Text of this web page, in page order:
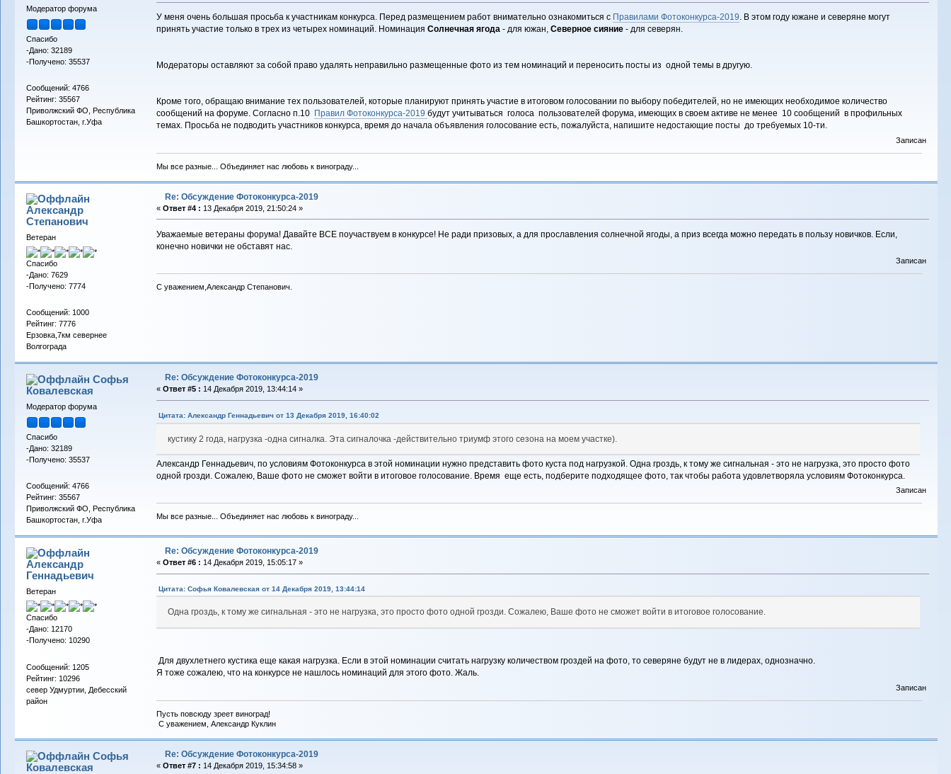
Модератор форума
Спасибо
-Дано: 32189
-Получено: 35537
Сообщений: 4766
Рейтинг: 35567
Приволжский ФО, Республика
Башкортостан, г.Уфа
У меня очень большая просьба к участникам конкурса. Перед размещением работ внимательно ознакомиться с Правилами Фотоконкурса-2019. В этом году южане и северяне могут
принять участие только в трех из четырех номинаций. Номинация Солнечная ягода- для южан, Северное сияние- для северян.
Модераторы оставляют за собой право удалять неправильно размещенные фото из тем номинаций и переносить посты из одной темы в другую.
Кроме того, обращаю внимание тех пользователей, которые планируют принять участие в итоговом голосовании по выбору победителей, но не имеющих необходимое количество
сообщений на форуме. Согласно п.10 Правил Фотоконкурса-2019 будут учитываться голоса пользователей форума, имеющих в своем активе не менее 10 сообщений в профильных
темах. Просьба не подводить участников конкурса, время до начала объявления голосование есть, пожалуйста, напишите недостающие посты до требуемых 10-ти.
Записан
Мы все разные... Объединяет нас любовь к винограду...
Александр
Cтепанович
Ветеран
Спасибо
-Дано: 7629
-Получено: 7774
Сообщений: 1000
Рейтинг: 7776
Ерзовка,7км севернее
Волгограда
Re: Обсуждение Фотоконкурса-2019
« Ответ #4 : 13 Декабря 2019, 21:50:24 »
Уважаемые ветераны форума! Давайте ВСЕ поучаствуем в конкурсе! Не ради призовых, а для прославления солнечной ягоды, а приз всегда можно передать в пользу новичков. Если,
конечно новички не обставят нас.
Записан
С уважением,Александр Степанович.
Софья
Ковалевская
Модератор форума
Спасибо
-Дано: 32189
-Получено: 35537
Сообщений: 4766
Рейтинг: 35567
Приволжский ФО, Республика
Башкортостан, г.Уфа
Re: Обсуждение Фотоконкурса-2019
« Ответ #5 : 14 Декабря 2019, 13:44:14 »
Цитата: Александр Геннадьевич от 13 Декабря 2019, 16:40:02
кустику 2 года, нагрузка -одна сигналка. Эта сигналочка -действительно триумф этого сезона на моем участке).
Александр Геннадьевич, по условиям Фотоконкурса в этой номинации нужно представить фото куста под нагрузкой. Одна гроздь, к тому же сигнальная - это не нагрузка, это просто фото
одной грозди. Сожалею, Ваше фото не сможет войти в итоговое голосование. Время еще есть, подберите подходящее фото, так чтобы работа удовлетворяла условиям Фотоконкурса.
Записан
Мы все разные... Объединяет нас любовь к винограду...
Александр
Геннадьевич
Ветеран
Спасибо
-Дано: 12170
-Получено: 10290
Сообщений: 1205
Рейтинг: 10296
север Удмуртии, Дебесский
район
Re: Обсуждение Фотоконкурса-2019
« Ответ #6 : 14 Декабря 2019, 15:05:17 »
Цитата: Софья Ковалевская от 14 Декабря 2019, 13:44:14
Одна гроздь, к тому же сигнальная - это не нагрузка, это просто фото одной грозди. Сожалею, Ваше фото не сможет войти в итоговое голосование.
Для двухлетнего кустика еще какая нагрузка. Если в этой номинации считать нагрузку количеством гроздей на фото, то северяне будут не в лидерах, однозначно.
Я тоже сожалею, что на конкурсе не нашлось номинаций для этого фото. Жаль.
Записан
Пусть повсюду зреет виноград!
С уважением, Александр Куклин
Софья
Ковалевская
Re: Обсуждение Фотоконкурса-2019
« Ответ #7 : 14 Декабря 2019, 15:34:58 »